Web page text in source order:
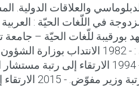
في اللّغات الحيّة :
بورقيبة للّغات الحيّة –
السلك الدبلوماسي : - 1982
الشؤون الخارجية. - 1994 الارتقاء إلى